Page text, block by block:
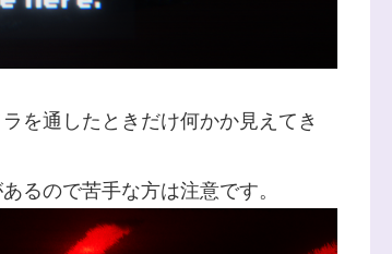
を通したときだけ何かか見えてき
るので苦手な方は注意です。